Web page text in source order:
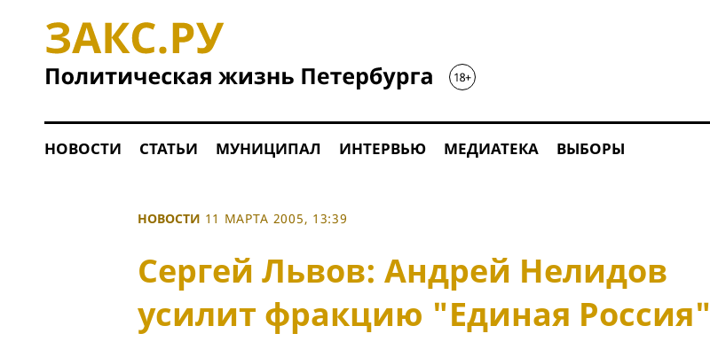
НОВОСТИ СТАТЬИ МУНИЦИПАЛ ИНТЕРВЬЮ МЕДИАТЕКА ВЫБОРЫ
НОВОСТИ 11 МАРТА 2005, 13:39
Сергей Львов: Андрей Нелидов
усилит фракцию "Единая Россия"